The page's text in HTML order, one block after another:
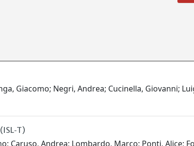
Giacomo; Negri, Andrea; Cucinella, Giovanni;
Caruso, Andrea; Lombardo, Marco; Ponti, Alice;